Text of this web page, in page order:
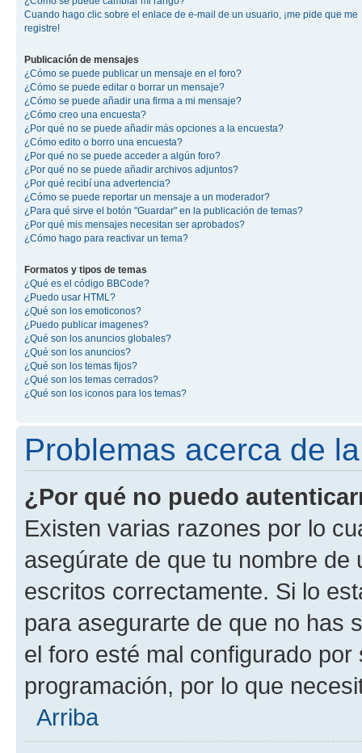
Cuando hago clic sobre el enlace de e-mail de un usuario, ¡me pide que me
registre!
Publicación de mensajes
¿Cómo se puede publicar un mensaje en el foro?
¿Cómo se puede editar o borrar un mensaje?
¿Cómo se puede añadir una firma a mi mensaje?
¿Cómo creo una encuesta?
¿Por qué no se puede añadir más opciones a la encuesta?
¿Cómo edito o borro una encuesta?
¿Por qué no se puede acceder a algún foro?
¿Por qué no se puede añadir archivos adjuntos?
¿Por qué recibí una advertencia?
¿Cómo se puede reportar un mensaje a un moderador?
¿Para qué sirve el botón "Guardar" en la publicación de temas?
¿Por qué mis mensajes necesitan ser aprobados?
¿Cómo hago para reactivar un tema?
Formatos y tipos de temas
¿Qué es el código BBCode?
¿Puedo usar HTML?
¿Qué son los emoticonos?
¿Puedo publicar imagenes?
¿Qué son los anuncios globales?
¿Qué son los anuncios?
¿Qué son los temas fijos?
¿Qué son los temas cerrados?
¿Qué son los iconos para los temas?
Problemas acerca de
¿Por qué no puedo
Existen varias razones por lo
asegúrate de que tu nombre
escritos correctamente. Si lo
para asegurarte de que no has
el foro esté mal configurado
programación, por lo que
Arriba